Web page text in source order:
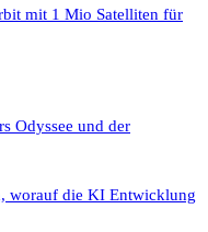
mit 1 Mio Satelliten für
Odyssee und der
worauf die KI Entwicklung